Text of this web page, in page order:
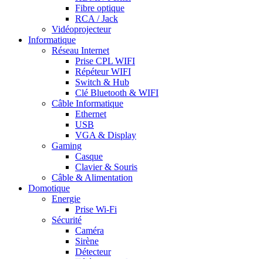
Fibre optique
RCA / Jack
Vidéoprojecteur
Informatique
Réseau Internet
Prise CPL WIFI
Répéteur WIFI
Switch & Hub
Clé Bluetooth & WIFI
Câble Informatique
Ethernet
USB
VGA & Display
Gaming
Casque
Clavier & Souris
Câble & Alimentation
Domotique
Energie
Prise Wi-Fi
Sécurité
Caméra
Sirène
Détecteur